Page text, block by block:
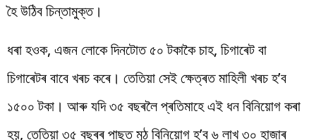
হৈউঠিবচিন্তামুক্ত।
ধৰাহওক, এজনলোকেদিনটোত ৫০ টকাকৈ চাহ, চিগাৰেট বা
চিগাৰেটৰবাবে খৰচ কৰে। তেতিয়া সেই ক্ষেত্ৰতমাহিলীখৰচ হ’ব
১৫০০ টকা। আৰু যদি ৩৫ বছৰলৈ প্ৰতিমাহে এই ধন বিনিয়োগ কৰা
হয়, তেতিয়া ৩৫ বছৰৰ পাছত মুঠ বিনিয়োগ হ’ব ৬ লাখ ৩০ হাজাৰ